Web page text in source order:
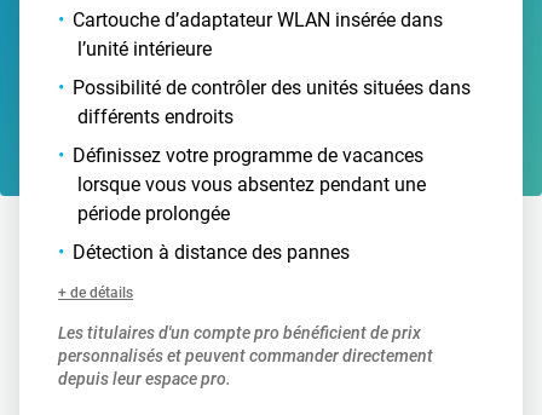
Cartouche d’adaptateur WLAN insérée dans
l’unité intérieure
Possibilité de contrôler des unités situées dans
différents endroits
Définissez votre programme de vacances
lorsque vous vous absentez pendant une
période prolongée
Détection à distance des pannes
+ de détails
Les titulaires d'un compte pro bénéficient de prix
personnalisés et peuvent commander directement
depuis leur espace pro.